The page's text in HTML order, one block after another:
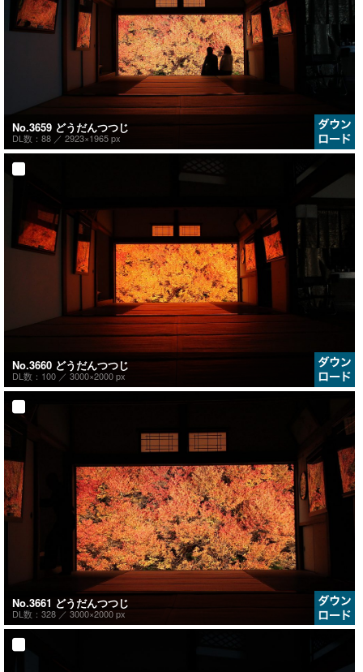
No.3659 どうだんつつじ
DL数：88 ／ 2923×1965 px
No.3660 どうだんつつじ
DL数：100 ／ 3000×2000 px
No.3661 どうだんつつじ
DL数：328 ／ 3000×2000 px